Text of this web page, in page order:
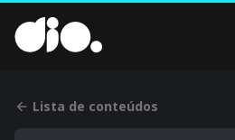
Lista de conteúdos